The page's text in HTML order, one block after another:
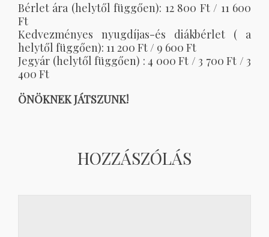
Bérlet ára (helytől függően): 12 800 Ft / 11 600
Ft
Kedvezményes nyugdíjas-és diákbérlet ( a
helytől függően): 11 200 Ft / 9 600 Ft
Jegyár (helytől függően) : 4 000 Ft / 3 700 Ft / 3
400 Ft
ÖNÖKNEK JÁTSZUNK!
HOZZÁSZÓLÁS